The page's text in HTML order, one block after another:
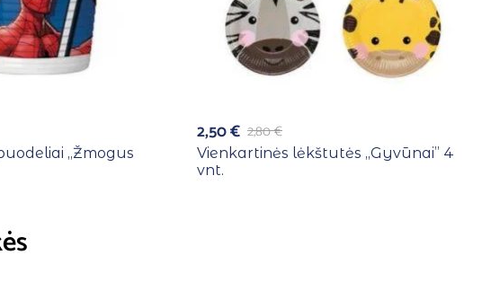
,,Žmogus
2,80€
2,50€
Vienkartinės lėkštutės ,,Gyvūnai” 4
vnt.